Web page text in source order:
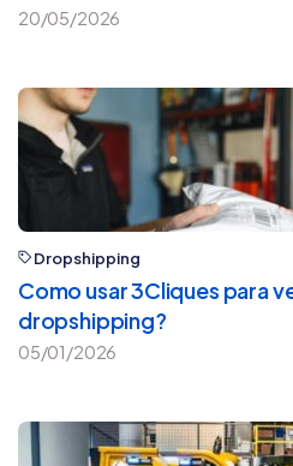
20/05/2026
Dropshipping
Como usar 3Cliques para
dropshipping?
05/01/2026